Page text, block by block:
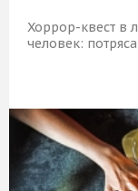
Хоррор-квест в
человек:
5 919 Р